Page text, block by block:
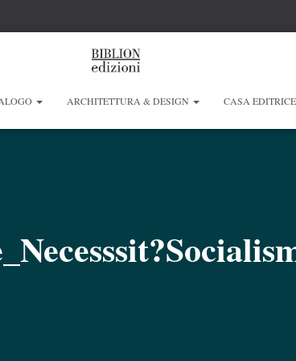
ARCHITETTURA & DESIGN CASA